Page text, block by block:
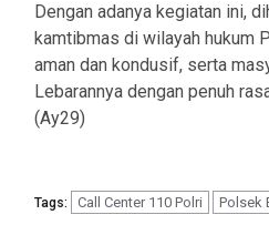
Dengan adanya kegiatan ini,
kamtibmas di wilayah hukum
aman dan kondusif, serta
Lebarannya dengan penuh
(Ay29)
Tags: Call Center 110 Polri Polsek